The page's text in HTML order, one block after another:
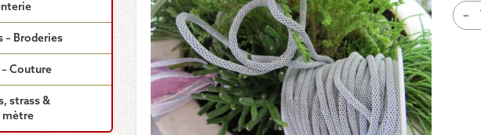
-
de
– Broderies
Couture
strass &
mètre